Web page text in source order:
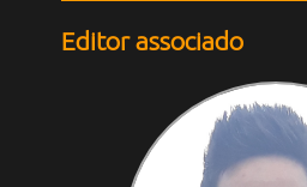
Editor associado